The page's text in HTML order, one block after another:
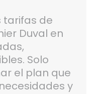
tarifas de
Duval en
Solo
el plan que
y